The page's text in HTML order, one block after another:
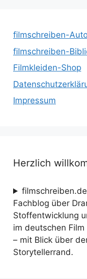
filmschreiben-
filmschreiben-
Filmkleiden-Shop
Impressum
Herzlich
Fachblog über
Stoffentwicklung
im deutschen
– mit Blick über
Storytellerrand.